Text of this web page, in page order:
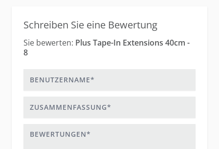
Schreiben Sie eine Bewertung
Sie bewerten: Plus Tape-In Extensions 40cm -
8